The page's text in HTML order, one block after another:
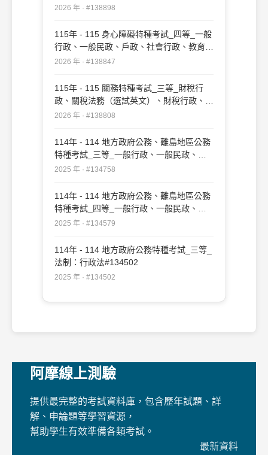
#138898
2026 年 · #138898
115年 - 115 身心障礙特種考試_四等_一般
行政、一般民政、戶政、社會行政、教育行
政：行政法概要#138847
2026 年 · #138847
115年 - 115 關務特種考試_三等_財稅行
政、關稅法務（選試英文）、財稅行政、關
稅法務（選試日文）：行政法#138808
2026 年 · #138808
114年 - 114 地方政府公務、離島地區公務
特種考試_三等_一般行政、一般民政、戶
政、原住民族行政、社會行政、勞工行政、
政、農業行政：行政法#134758
2025 年 · #134758
114年 - 114 地方政府公務、離島地區公務
特種考試_四等_一般行政、一般民政、客
家事務行政、戶政、原住民族行政、社會行
行政、法律廉政、財經廉政：行政法概要
#134579
2025 年 · #134579
114年 - 114 地方政府公務特種考試_三等_
法制：行政法#134502
2025 年 · #134502
阿摩線上測驗
提供最完整的考試資料庫，包含歷年試題、詳
解、申論題等學習資源，
幫助學生有效準備各類考試。
最新資料